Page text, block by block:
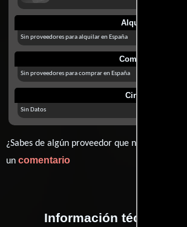
Alquilar
Sin proveedores para alquilar en España
Comprar
Sin proveedores para comprar en España
Cines
Sin Datos
¿Sabes de algún proveedor que no estamos
un comentario
Información técnica y